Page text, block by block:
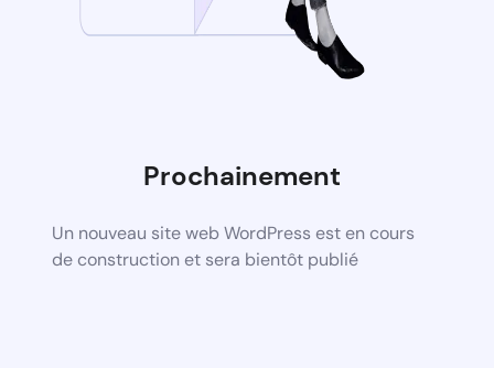
Prochainement
Un nouveau site web WordPress est en cours
de construction et sera bientôt publié